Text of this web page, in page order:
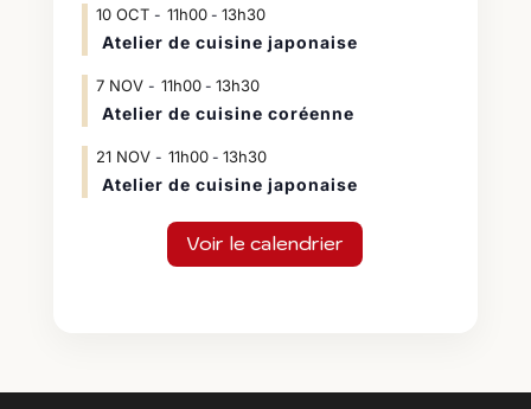
10 OCT 11h00- 13h30
Atelier de cuisine japonaise
7 NOV 11h00- 13h30
Atelier de cuisine coréenne
21 NOV 11h00- 13h30
Atelier de cuisine japonaise
Voir le calendrier